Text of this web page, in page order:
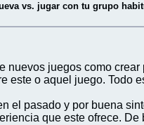
vs. jugar con tu grupo
nuevos juegos como
este o aquel juego. Todo
el pasado y por buena
que este ofrece.